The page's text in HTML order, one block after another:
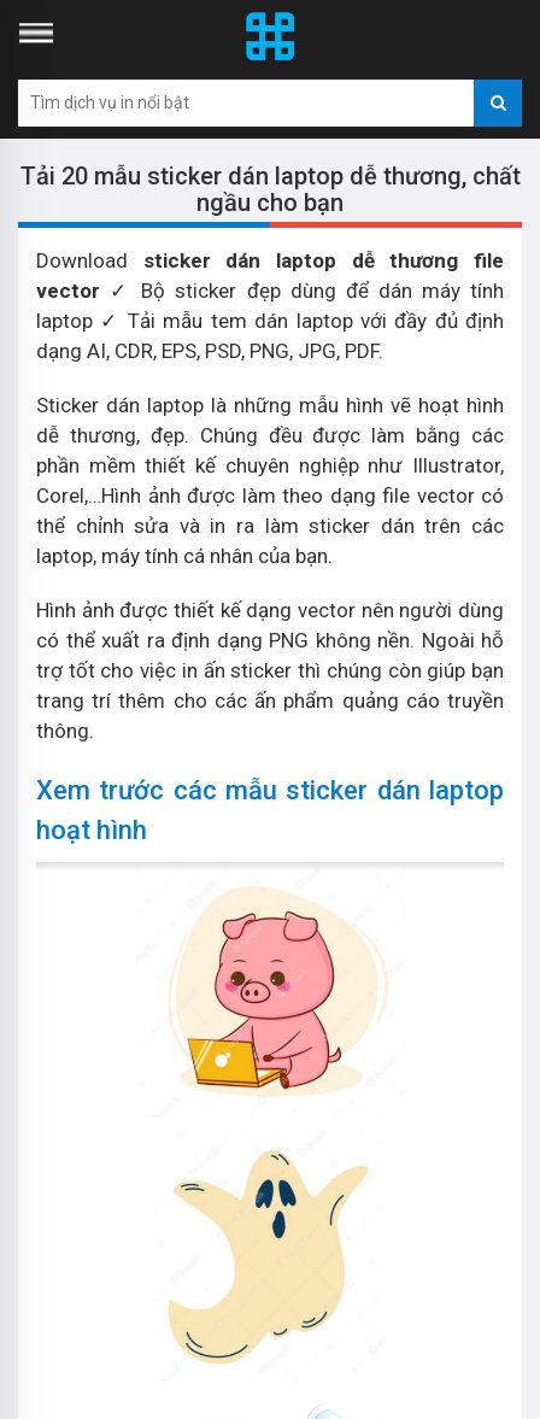
Tải 20 mẫu sticker dán laptop dễ thương, chất
ngầu cho bạn
Download sticker dán laptop dễ thương file
vector ✓ Bộ sticker đẹp dùng để dán máy tính
laptop ✓ Tải mẫu tem dán laptop với đầy đủ định
dạng AI, CDR, EPS, PSD, PNG, JPG, PDF.
Sticker dán laptop là những mẫu hình vẽ hoạt hình
dễ thương, đẹp. Chúng đều được làm bằng các
phần mềm thiết kế chuyên nghiệp như Illustrator,
Corel,…Hình ảnh được làm theo dạng file vector có
thể chỉnh sửa và in ra làm sticker dán trên các
laptop, máy tính cá nhân của bạn.
Hình ảnh được thiết kế dạng vector nên người dùng
có thể xuất ra định dạng PNG không nền. Ngoài hỗ
trợ tốt cho việc in ấn sticker thì chúng còn giúp bạn
trang trí thêm cho các ấn phẩm quảng cáo truyền
thông.
Xem trước các mẫu sticker dán laptop
hoạt hình